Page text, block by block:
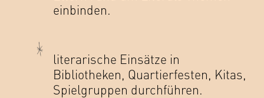
einbinden.
literarische Einsätze in
Bibliotheken, Quartierfesten, Kitas,
Spielgruppen durchführen.